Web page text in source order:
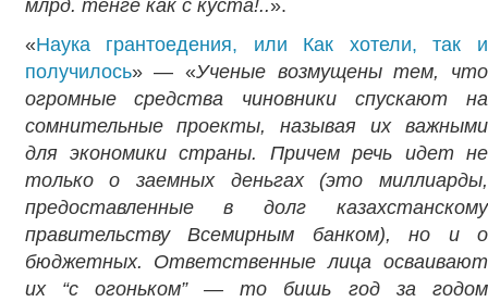
млрд. тенге как с куста!..».
«Наука грантоедения, или Как хотели, так и
получилось» — «Ученые возмущены тем, что
огромные средства чиновники спускают на
сомнительные проекты, называя их важными
для экономики страны. Причем речь идет не
только о заемных деньгах (это миллиарды,
предоставленные в долг казахстанскому
правительству Всемирным банком), но и о
бюджетных. Ответственные лица осваивают
их “с огоньком” — то бишь год за годом